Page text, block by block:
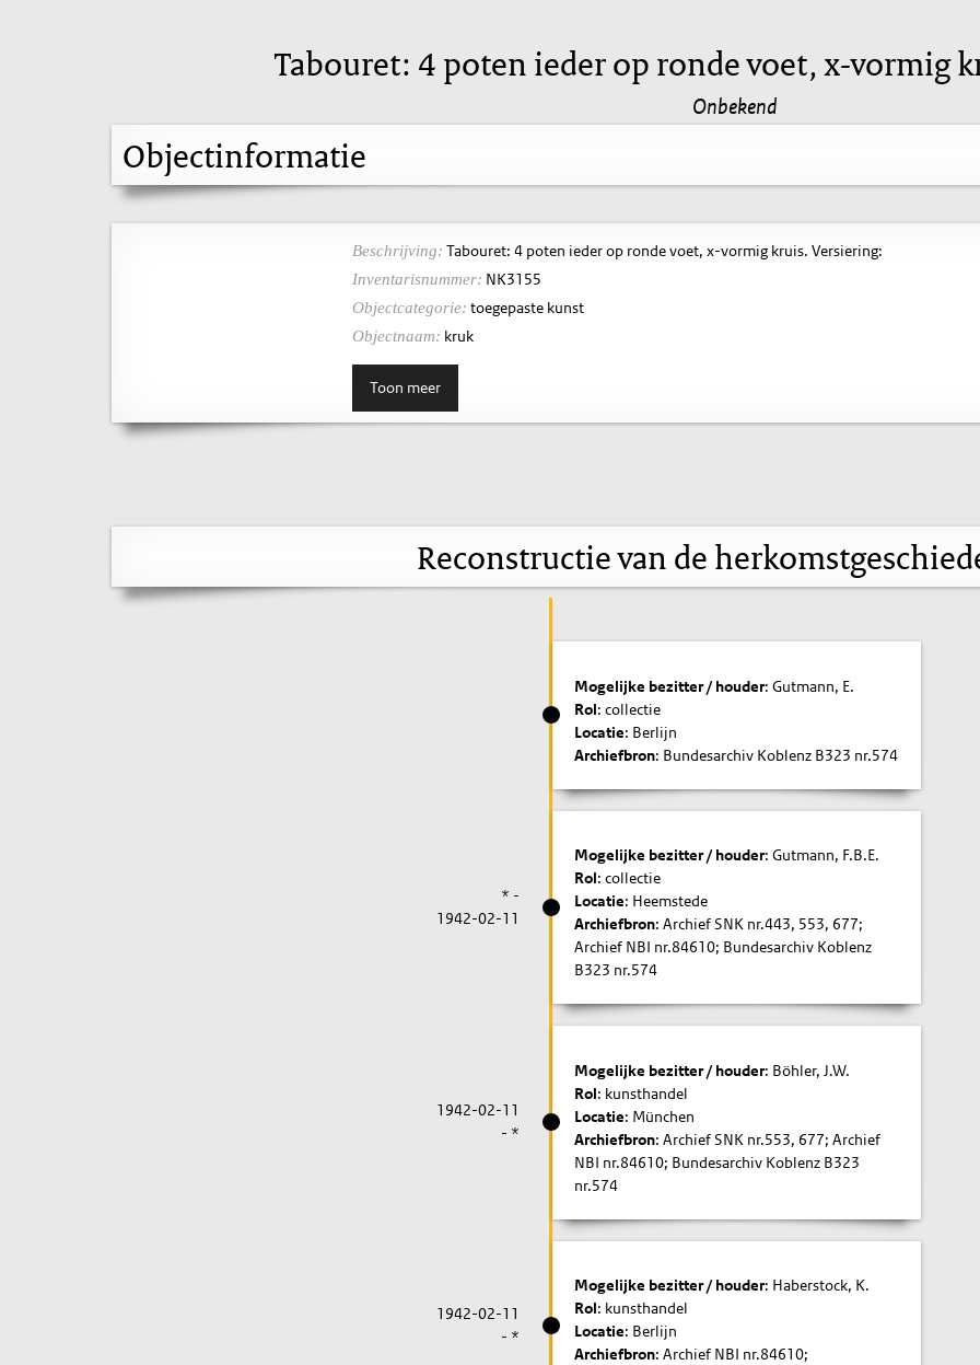
Tabouret: 4 poten ieder op ronde voet, x-vormig
Onbekend
Objectinformatie
Beschrijving: Tabouret: 4 poten ieder op ronde voet, x-vormig kruis. Versiering:
Inventarisnummer: NK3155
Objectcategorie: toegepaste kunst
Objectnaam: kruk
Toon meer
Reconstructie van de
Mogelijke bezitter / houder: Gutmann, E.
Rol: collectie
Locatie: Berlijn
Archiefbron: Bundesarchiv Koblenz B323 nr.574
* -
1942-02-11
Mogelijke bezitter / houder: Gutmann, F.B.E.
Rol: collectie
Locatie: Heemstede
Archiefbron: Archief SNK nr.443, 553, 677;
Archief NBI nr.84610; Bundesarchiv Koblenz
B323 nr.574
1942-02-11
- *
Mogelijke bezitter / houder: Böhler, J.W.
Rol: kunsthandel
Locatie: München
Archiefbron: Archief SNK nr.553, 677; Archief
NBI nr.84610; Bundesarchiv Koblenz B323
nr.574
1942-02-11
- *
Mogelijke bezitter / houder: Haberstock, K.
Rol: kunsthandel
Locatie: Berlijn
Archiefbron: Archief NBI nr.84610;